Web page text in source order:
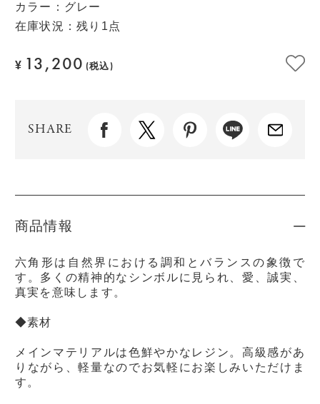
カラー ： グレー
在庫状況：残り1点
¥ 13,200 (税込)
SHARE
商品情報
六角形は自然界における調和とバランスの象徴で
す。多くの精神的なシンボルに見られ、愛、誠実、
真実を意味します。
◆素材
メインマテリアルは色鮮やかなレジン。高級感があ
りながら、軽量なのでお気軽にお楽しみいただけま
す。